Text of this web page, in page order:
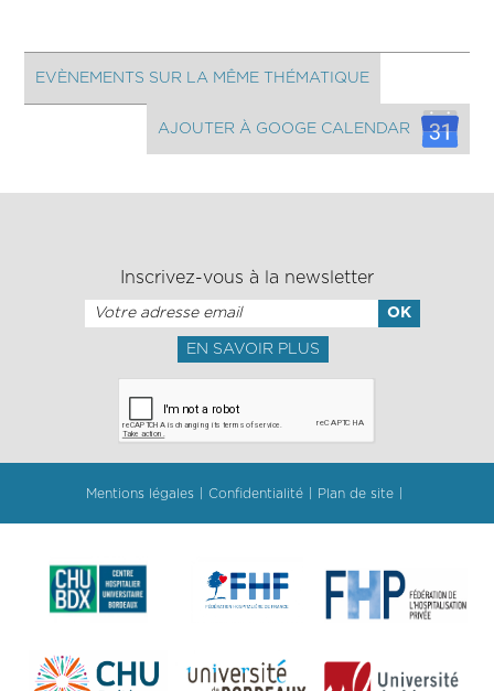
EVÈNEMENTS SUR LA MÊME THÉMATIQUE
AJOUTER À GOOGE CALENDAR
Inscrivez-vous à la newsletter
EN SAVOIR PLUS
Mentions légales Confidentialité Plan de site